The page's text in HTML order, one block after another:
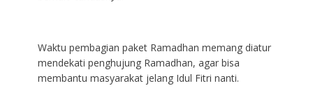
Waktu pembagian paket Ramadhan memang diatur
mendekati penghujung Ramadhan, agar bisa
membantu masyarakat jelang Idul Fitri nanti.